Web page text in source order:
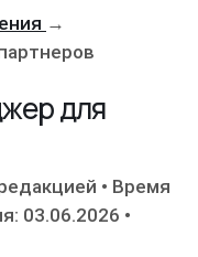
→
для
• Время
03.06.2026 •